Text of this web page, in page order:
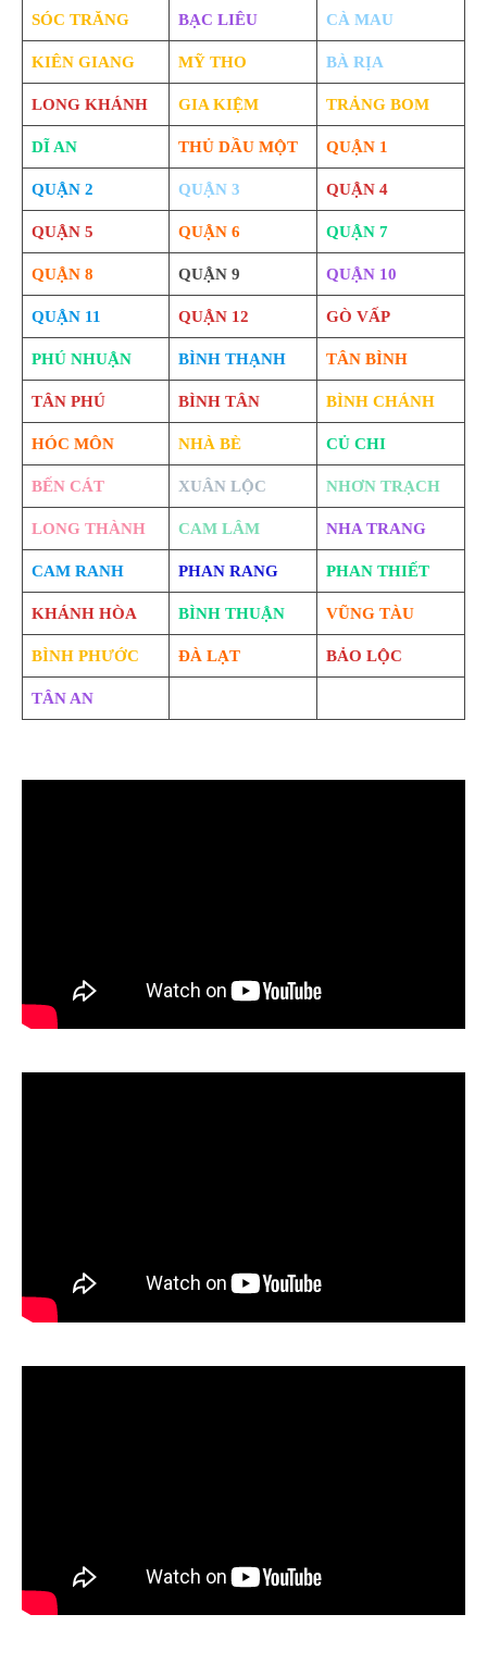
SÓC TRĂNG BẠC LIÊU CÀ MAU
KIÊN GIANG MỸ THO BÀ RỊA
LONG KHÁNH GIA KIỆM TRẢNG BOM
DĨ AN THỦ DẦU MỘT QUẬN 1
QUẬN 2 QUẬN 3 QUẬN 4
QUẬN 5 QUẬN 6 QUẬN 7
QUẬN 8 QUẬN 9 QUẬN 10
QUẬN 11 QUẬN 12 GÒ VẤP
PHÚ NHUẬN BÌNH THẠNH TÂN BÌNH
TÂN PHÚ BÌNH TÂN BÌNH CHÁNH
HÓC MÔN NHÀ BÈ CỦ CHI
BẾN CÁT XUÂN LỘC NHƠN TRẠCH
LONG THÀNH CAM LÂM NHA TRANG
CAM RANH PHAN RANG PHAN THIẾT
KHÁNH HÒA BÌNH THUẬN VŨNG TÀU
BÌNH PHƯỚC ĐÀ LẠT BẢO LỘC
TÂN AN